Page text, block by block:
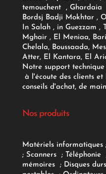
temouchent , Ghardaia
Bordsj Badji Mokhtar ,
In Salah , in Guezzam ,
Mghair , El Meniaa,
Chelala, Boussaada,
Atter, El Kantara, El
Notre support
à l'écoute des clients
conseils d'achat, de
Nos produits
Matériels informatiques
; Scanners ; Téléphonie
mémoires
; Disques